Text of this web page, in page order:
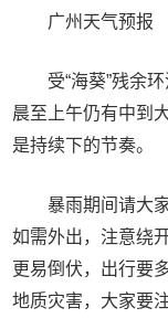
广州天气预报
受“海葵”残余
晨至上午仍有中到
是持续下的节奏。
暴雨期间请大
如需外出，注意绕
更易倒伏，出行要
地质灾害，大家要